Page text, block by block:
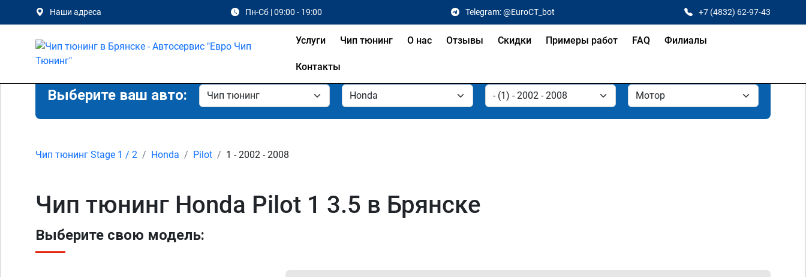
Наши адреса Пн-Сб | 09:00 - 19:00 Telegram: @EuroCT_bot +7 (4832) 62-97-43
Услуги Чип тюнинг О нас Отзывы Скидки Примеры работ FAQ Филиалы
Контакты
Выберите ваш авто:
Чип тюнинг Stage 1 / 2 Honda Pilot 1 - 2002 - 2008
Чип тюнинг Honda Pilot 1 3.5 в Брянске
Выберите свою модель: